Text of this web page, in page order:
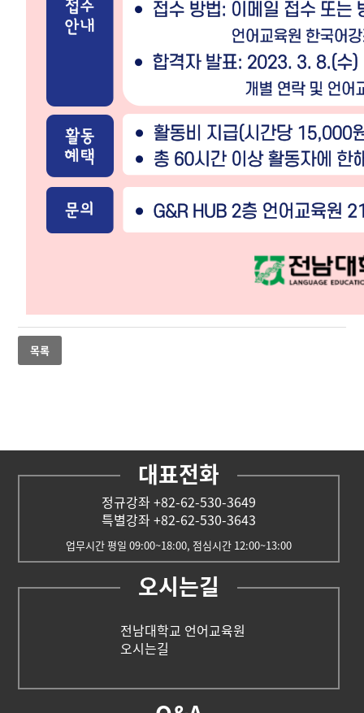
목록
대표전화
정규강좌 +82-62-530-3649
특별강좌 +82-62-530-3643
업무시간 평일 09:00~18:00, 점심시간 12:00~13:00
오시는길
전남대학교 언어교육원
오시는길